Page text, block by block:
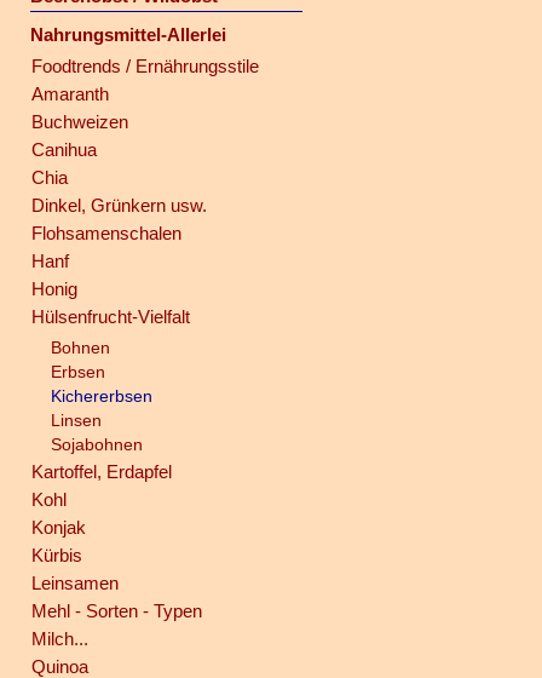
Nahrungsmittel-Allerlei
Foodtrends / Ernährungsstile
Amaranth
Buchweizen
Canihua
Chia
Dinkel, Grünkern usw.
Flohsamenschalen
Hanf
Honig
Hülsenfrucht-Vielfalt
Bohnen
Erbsen
Kichererbsen
Linsen
Sojabohnen
Kartoffel, Erdapfel
Kohl
Konjak
Kürbis
Leinsamen
Mehl - Sorten - Typen
Milch...
Quinoa